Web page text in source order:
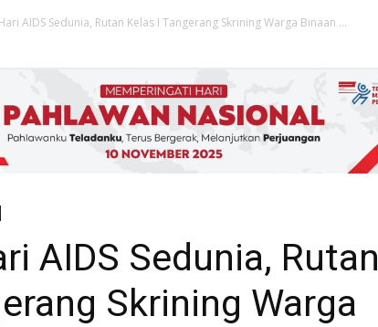
AIDS Sedunia, Rutan Kelas I Tangerang Skrining Warga Binaan ...
AIDS Sedunia, Rutan
Skrining Warga